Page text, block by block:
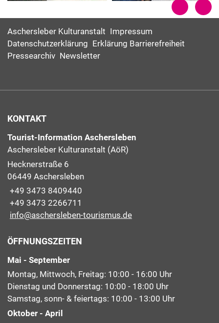
Aschersleber Kulturanstalt Impressum
Datenschutzerklärung Erklärung Barrierefreiheit
Pressearchiv Newsletter
KONTAKT
Tourist-Information Aschersleben
Aschersleber Kulturanstalt (AöR)
Hecknerstraße 6
06449 Aschersleben
+49 3473 8409440
+49 3473 2266711
info@aschersleben-tourismus.de
ÖFFNUNGSZEITEN
Mai - September
Montag, Mittwoch, Freitag: 10:00 - 16:00 Uhr
Dienstag und Donnerstag: 10:00 - 18:00 Uhr
Samstag, sonn- & feiertags: 10:00 - 13:00 Uhr
Oktober - April